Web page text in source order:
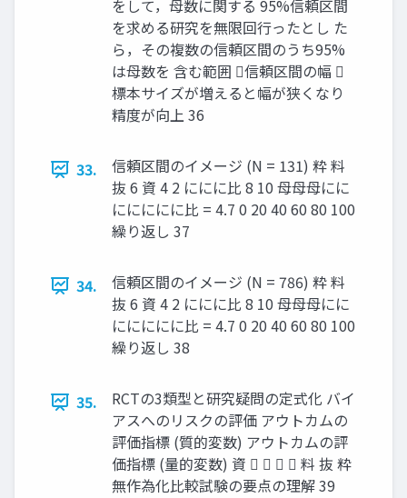
をして，⺟数に関する 95%信頼区間
を求める研究を無限回⾏ったとし た
ら，その複数の信頼区間のうち95%
は⺟数を 含む範囲 信頼区間の幅 
標本サイズが増えると幅が狭くなり
精度が向上 36
33.
信頼区間のイメージ (N = 131) 粋 料
抜 6 資 4 2 ににに比 8 10 母母母にに
ににににに比 = 4.7 0 20 40 60 80 100
繰り返し 37
34.
信頼区間のイメージ (N = 786) 粋 料
抜 6 資 4 2 ににに比 8 10 母母母にに
ににににに比 = 4.7 0 20 40 60 80 100
繰り返し 38
35.
RCTの3類型と研究疑問の定式化 バイ
アスへのリスクの評価 アウトカムの
評価指標 (質的変数) アウトカムの評
価指標 (量的変数) 資     料 抜 粋
無作為化比較試験の要点の理解 39